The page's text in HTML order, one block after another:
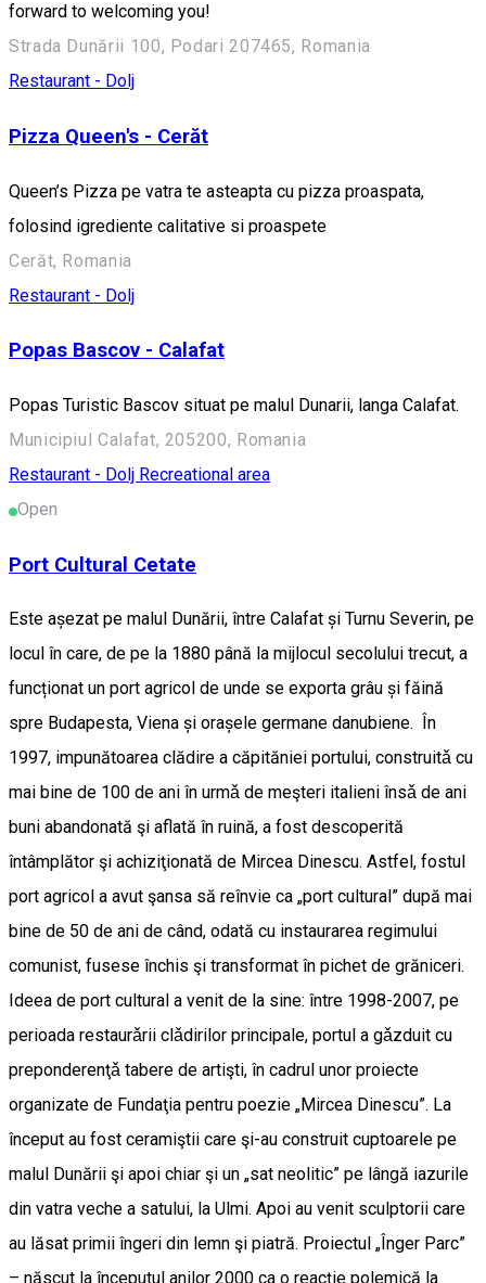
forward to welcoming you!
Strada Dunării 100, Podari 207465, Romania
Restaurant - Dolj
Pizza Queen's - Cerăt
Queen’s Pizza pe vatra te asteapta cu pizza proaspata,
folosind igrediente calitative si proaspete
Cerăt, Romania
Restaurant - Dolj
Popas Bascov - Calafat
Popas Turistic Bascov situat pe malul Dunarii, langa Calafat.
Municipiul Calafat, 205200, Romania
Restaurant - Dolj Recreational area
Open
Port Cultural Cetate
Este așezat pe malul Dunării, între Calafat și Turnu Severin, pe
locul în care, de pe la 1880 până la mijlocul secolului trecut, a
funcționat un port agricol de unde se exporta grâu și făină
spre Budapesta, Viena și orașele germane danubiene. În
1997, impunătoarea clădire a căpităniei portului, construitǎ cu
mai bine de 100 de ani în urmǎ de meşteri italieni însǎ de ani
buni abandonată şi aflată în ruină, a fost descoperită
întâmplător şi achiziţionată de Mircea Dinescu. Astfel, fostul
port agricol a avut şansa să reînvie ca „port cultural” după mai
bine de 50 de ani de când, odată cu instaurarea regimului
comunist, fusese închis şi transformat în pichet de grăniceri.
Ideea de port cultural a venit de la sine: între 1998-2007, pe
perioada restaurǎrii clǎdirilor principale, portul a gǎzduit cu
preponderenţǎ tabere de artişti, în cadrul unor proiecte
organizate de Fundaţia pentru poezie „Mircea Dinescu”. La
început au fost ceramiştii care şi-au construit cuptoarele pe
malul Dunării şi apoi chiar şi un „sat neolitic” pe lângă iazurile
din vatra veche a satului, la Ulmi. Apoi au venit sculptorii care
au lăsat primii îngeri din lemn şi piatră. Proiectul „Înger Parc”
– născut la începutul anilor 2000 ca o reacţie polemică la